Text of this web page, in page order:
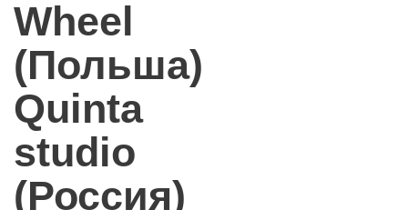
Wheel
(Польша)
Quinta
studio
(Россия)